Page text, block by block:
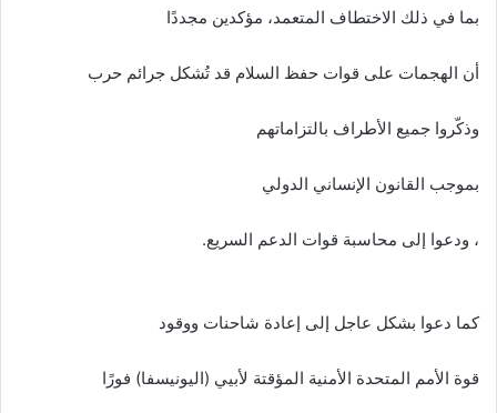
بما في ذلك الاختطاف المتعمد، مؤكدين مجددًا
أن الهجمات على قوات حفظ السلام قد تُشكل جرائم حرب
وذكّروا جميع الأطراف بالتزاماتهم
بموجب القانون الإنساني الدولي
، ودعوا إلى محاسبة قوات الدعم السريع.
كما دعوا بشكل عاجل إلى إعادة شاحنات ووقود
قوة الأمم المتحدة الأمنية المؤقتة لأبيي (اليونيسفا) فورًا